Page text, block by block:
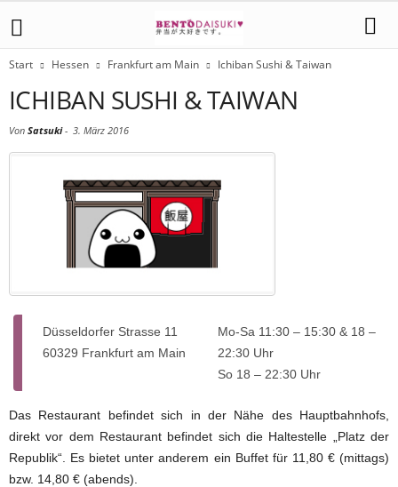
Start Hessen Frankfurt am Main Ichiban Sushi & Taiwan
ICHIBAN SUSHI & TAIWAN
Von Satsuki- 3. März 2016
Düsseldorfer Strasse 11
60329 Frankfurt am Main
Mo-Sa 11:30 – 15:30 & 18 –
22:30 Uhr
So 18 – 22:30 Uhr
Das Restaurant befindet sich in der Nähe des Hauptbahnhofs,
direkt vor dem Restaurant befindet sich die Haltestelle „Platz der
Republik“. Es bietet unter anderem ein Buffet für 11,80 € (mittags)
bzw. 14,80 € (abends).